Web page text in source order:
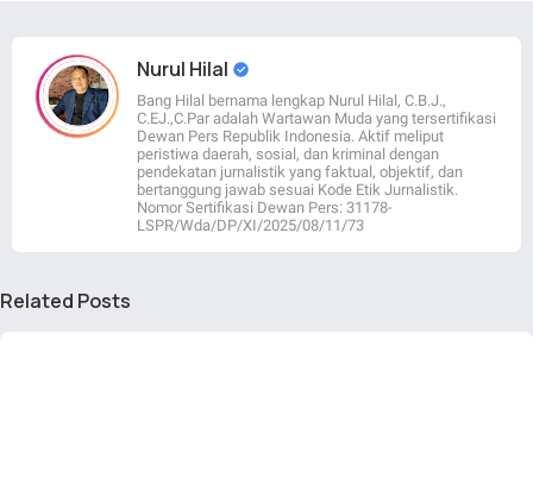
Nurul Hilal
Bang Hilal bernama lengkap Nurul Hilal, C.B.J.,
C.EJ.,C.Par adalah Wartawan Muda yang tersertifikasi
Dewan Pers Republik Indonesia. Aktif meliput
peristiwa daerah, sosial, dan kriminal dengan
pendekatan jurnalistik yang faktual, objektif, dan
bertanggung jawab sesuai Kode Etik Jurnalistik.
Nomor Sertifikasi Dewan Pers: 31178-
LSPR/Wda/DP/XI/2025/08/11/73
Related Posts